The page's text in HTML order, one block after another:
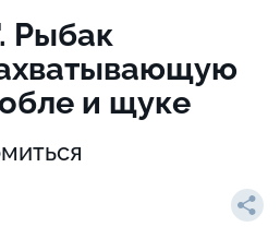
Рыбак
и щуке